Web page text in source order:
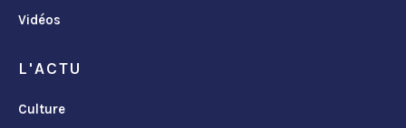
Vidéos
L'ACTU
Culture